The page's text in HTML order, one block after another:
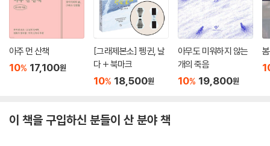
아주 먼 산책
10% 17,100원
[그래제본소] 펭귄, 날
다 + 북마크
10% 18,500원
아무도 미워하지 않는
개의 죽음
10% 19,800원
이 책을 구입하신 분들이 산 분야 책